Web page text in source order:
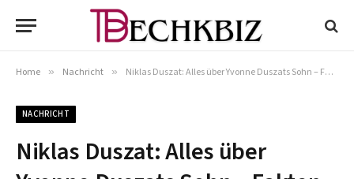
Home » Nachricht » Niklas Duszat: Alles über Yvonne Duszats Sohn – Fakten & Wahrheit
NACHRICHT
Niklas Duszat: Alles über